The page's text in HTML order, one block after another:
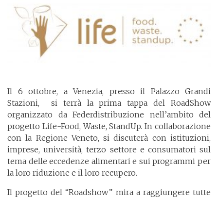
Il 6 ottobre, a Venezia, presso il Palazzo Grandi
Stazioni, si terrà la prima tappa del RoadShow
organizzato da Federdistribuzione nell’ambito del
progetto Life-Food, Waste, StandUp. In collaborazione
con la Regione Veneto, si discuterà con istituzioni,
imprese, università, terzo settore e consumatori sul
tema delle eccedenze alimentari e sui programmi per
la loro riduzione e il loro recupero.
Il progetto del “Roadshow” mira a raggiungere tutte